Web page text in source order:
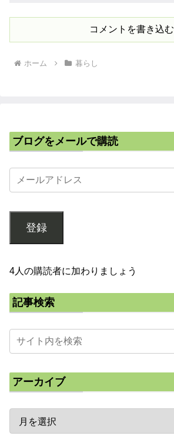
コメントを書き込む
ホーム 暮らし
ブログをメールで購読
登録
4人の購読者に加わりましょう
記事検索
アーカイブ